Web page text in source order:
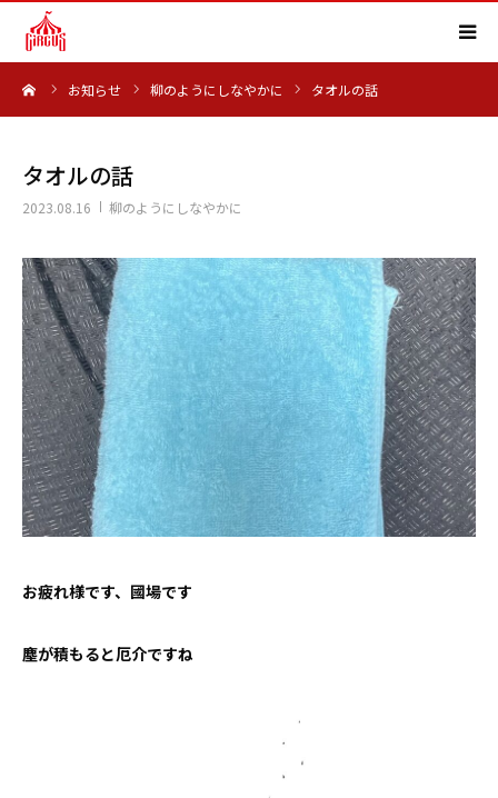
お知らせ 柳のようにしなやかに タオルの話
タオルの話
2023.08.16 柳のようにしなやかに
お疲れ様です、國場です
塵が積もると厄介ですね
HOME
実績紹介
会社概要
求人情報
よくある質問
お知らせ
お問い合わせ